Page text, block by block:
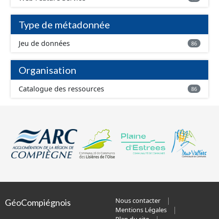
Type de métadonnée
Jeu de données 86
Organisation
Catalogue des ressources 86
GéoCompiégnois
Nous contacter
Mentions Légales